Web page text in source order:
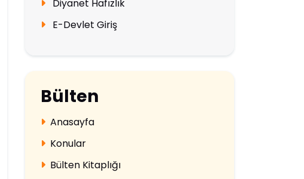
Diyanet Hafızlık
E-Devlet Giriş
Bülten
Anasayfa
Konular
Bülten Kitaplığı